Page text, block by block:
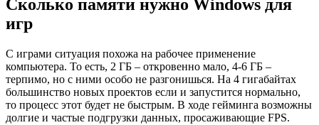
Сколько памяти нужно Windows для
игр
С играми ситуация похожа на рабочее применение
компьютера. То есть, 2 ГБ – откровенно мало, 4-6 ГБ –
терпимо, но с ними особо не разгонишься. На 4 гигабайтах
большинство новых проектов если и запустится нормально,
то процесс этот будет не быстрым. В ходе гейминга возможны
долгие и частые подгрузки данных, просаживающие FPS.